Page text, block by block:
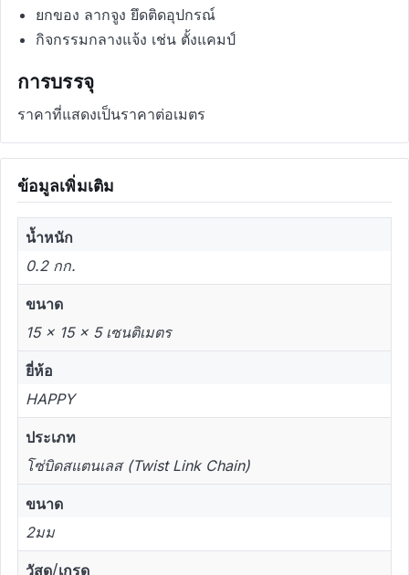
ยกของ ลากจูง ยึดติดอุปกรณ์
กิจกรรมกลางแจ้ง เช่น ตั้งแคมป์
การบรรจุ
ราคาที่แสดงเป็นราคาต่อเมตร
ข้อมูลเพิ่มเติม
น้ำหนัก
0.2 กก.
ขนาด
15 × 15 × 5 เซนติเมตร
ยี่ห้อ
HAPPY
ประเภท
โซ่บิดสแตนเลส (Twist Link Chain)
ขนาด
2มม
วัสดุ/เกรด